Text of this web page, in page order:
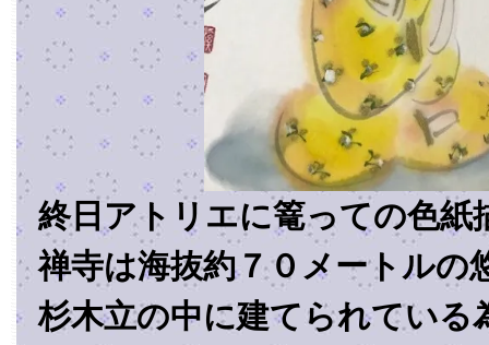
終日アトリエに篭っての色紙
禅寺は海抜約７０メートルの
杉木立の中に建てられている